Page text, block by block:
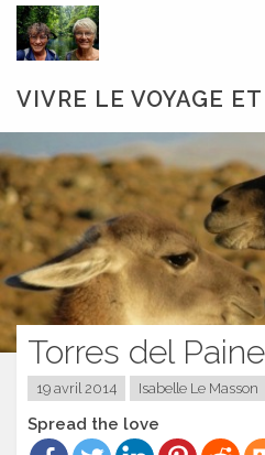
Skip
content
VIVRE LE VOYAGE
Torres del Paine
19 avril 2014 Isabelle Le Masson
Spread the love